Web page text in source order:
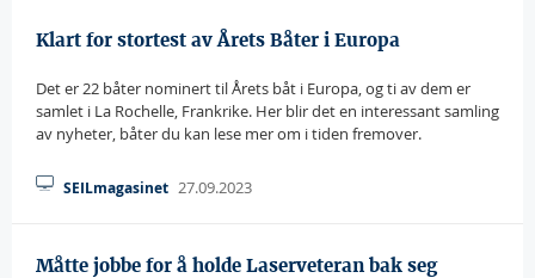
Klart for stortest av Årets Båter i Europa
Det er 22 båter nominert til Årets båt i Europa, og ti av dem er
samlet i La Rochelle, Frankrike. Her blir det en interessant samling
av nyheter, båter du kan lese mer om i tiden fremover.
SEILmagasinet 27.09.2023
Måtte jobbe for å holde Laserveteran bak seg